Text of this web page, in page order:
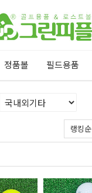
정품볼 필드용품
랭킹순